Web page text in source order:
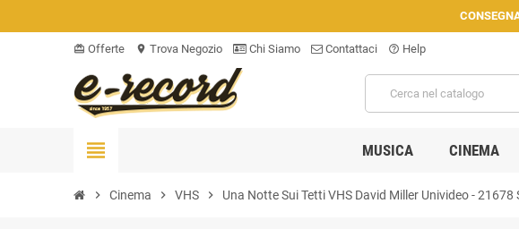
card_giftcard Offerte location_on Trova Negozio Chi Siamo Contattaci help_outline Help
view_headline MUSICA CINEMA
chevron_right Cinema chevron_right VHS chevron_right Una Notte Sui Tetti VHS David Miller Univideo - 21678